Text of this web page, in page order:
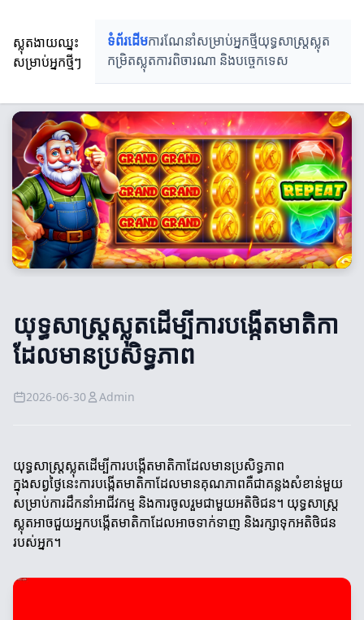
ស្លុតងាយឈ្នះ
សម្រាប់អ្នកថ្មីៗ
ទំព័រដើមការណែនាំសម្រាប់អ្នកថ្មីយុទ្ធសាស្ត្រស្លុត
កម្រិតស្លុតការពិចារណា និងបច្ចេកទេស
យុទ្ធសាស្ត្រស្លុតដើម្បីការបង្កើតមាតិកា
ដែលមានប្រសិទ្ធភាព
2026-06-30 Admin
យុទ្ធសាស្ត្រស្លុតដើម្បីការបង្កើតមាតិកាដែលមានប្រសិទ្ធភាព
ក្នុងសព្វថ្ងៃនេះការបង្កើតមាតិកាដែលមានគុណភាពគឺជាគន្លងសំខាន់មួយ
សម្រាប់ការដឹកនាំអាជីវកម្ម និងការចូលរួមជាមួយអតិថិជន។ យុទ្ធសាស្ត្រ
ស្លុតអាចជួយអ្នកបង្កើតមាតិកាដែលអាចទាក់ទាញ និងរក្សាទុកអតិថិជន
របស់អ្នក។